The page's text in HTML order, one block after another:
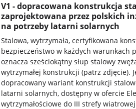
V1 - dopracowana konstrukcja
zaprojektowana przez polskich
na potrzeby latarni solarnych
Stalowa, wytrzymała, certyfikowana
bezpieczeństwo w każdych warunkach
oznacza sześciokątny słup stalowy
wytrzymałej konstrukcji (patrz zdjęcie).
dopracowany wariant konstrukcji
latarni solarnych, dostępny w ofercie
wytrzymałościowe do III strefy